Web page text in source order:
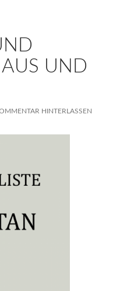
AUS UND
HINTERLASSEN